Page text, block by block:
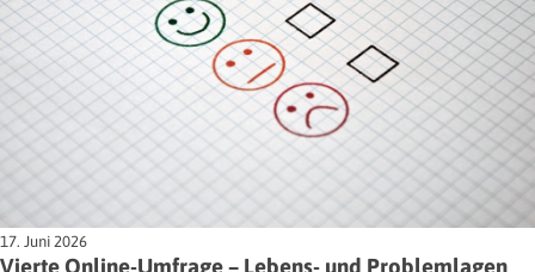
17. Juni 2026
Vierte Online-Umfrage – Lebens- und Problemlagen